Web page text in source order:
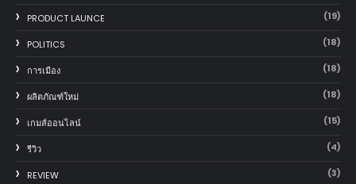
PRODUCT LAUNCE (19)
POLITICS (18)
การเมือง (18)
ผลิตภัณฑ์ใหม่ (18)
เกมส์ออนไลน์ (15)
รีวิว (4)
REVIEW (3)